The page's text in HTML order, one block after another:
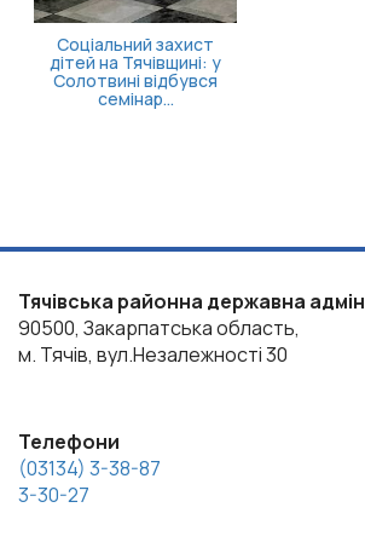
захист
на Тячівщині: у
відбувся
семінар...
Тячівська районна державна
90500, Закарпатська область,
м. Тячів, вул.Незалежності 30
Телефони
(03134) 3-38-87
3-30-27